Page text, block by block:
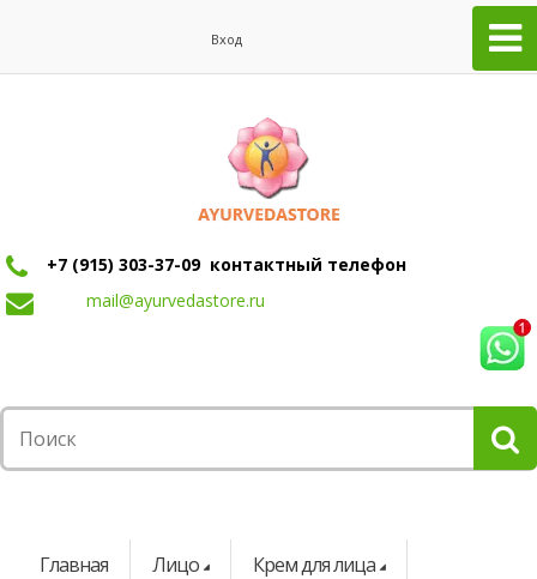
Вход
+7 (915) 303-37-09 контактный телефон
mail@ayurvedastore.ru
Главная Лицо
Крем для лица